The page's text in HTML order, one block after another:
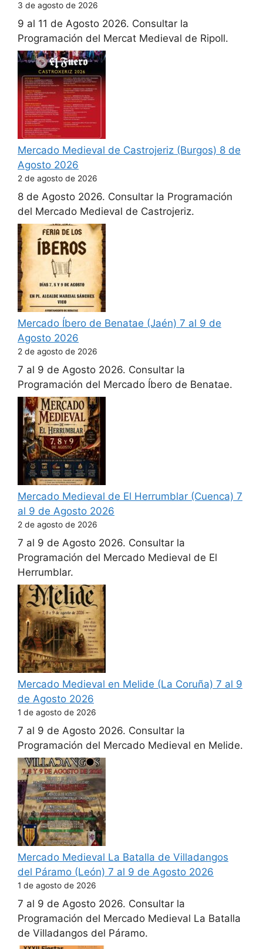
3 de agosto de 2026
9 al 11 de Agosto 2026. Consultar la
Programación del Mercat Medieval de Ripoll.
Mercado Medieval de Castrojeriz (Burgos) 8 de
Agosto 2026
2 de agosto de 2026
8 de Agosto 2026. Consultar la Programación
del Mercado Medieval de Castrojeriz.
Mercado Íbero de Benatae (Jaén) 7 al 9 de
Agosto 2026
2 de agosto de 2026
7 al 9 de Agosto 2026. Consultar la
Programación del Mercado Íbero de Benatae.
Mercado Medieval de El Herrumblar (Cuenca) 7
al 9 de Agosto 2026
2 de agosto de 2026
7 al 9 de Agosto 2026. Consultar la
Programación del Mercado Medieval de El
Herrumblar.
Mercado Medieval en Melide (La Coruña) 7 al 9
de Agosto 2026
1 de agosto de 2026
7 al 9 de Agosto 2026. Consultar la
Programación del Mercado Medieval en Melide.
Mercado Medieval La Batalla de Villadangos
del Páramo (León) 7 al 9 de Agosto 2026
1 de agosto de 2026
7 al 9 de Agosto 2026. Consultar la
Programación del Mercado Medieval La Batalla
de Villadangos del Páramo.